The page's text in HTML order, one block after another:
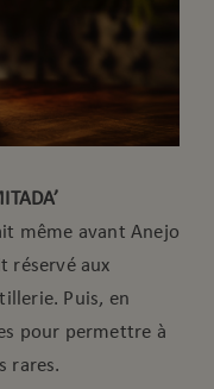
même avant Anejo
réservé aux
Puis, en
pour permettre à
rares.